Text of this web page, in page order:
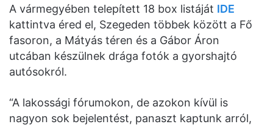
A vármegyében telepített 18 box listáját IDE
kattintva éred el, Szegeden többek között a Fő
fasoron, a Mátyás téren és a Gábor Áron
utcában készülnek drága fotók a gyorshajtó
autósokról.
“A lakossági fórumokon, de azokon kívül is
nagyon sok bejelentést, panaszt kaptunk arról,